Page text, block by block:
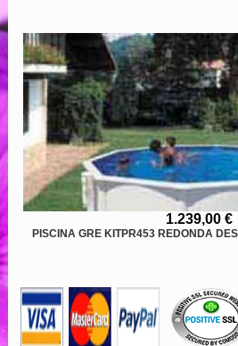
1.239,00 €
PISCINA GRE KITPR453 REDONDA